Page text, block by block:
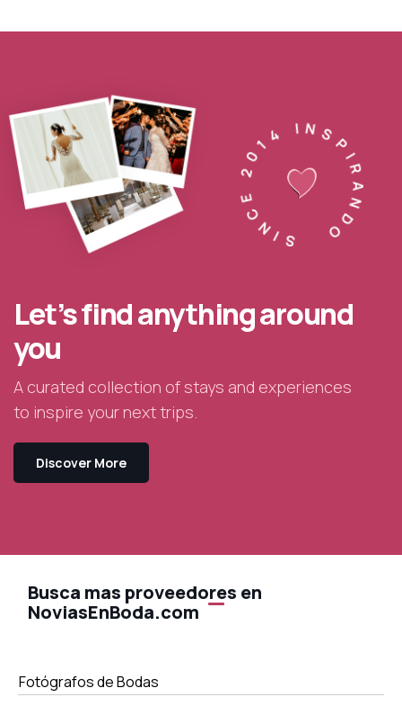
SINCE 2014 INSPIRANDO
Let’s find anything around
you
A curated collection of stays and experiences
to inspire your next trips.
Discover More
Busca mas proveedores en
NoviasEnBoda.com
Fotógrafos de Bodas